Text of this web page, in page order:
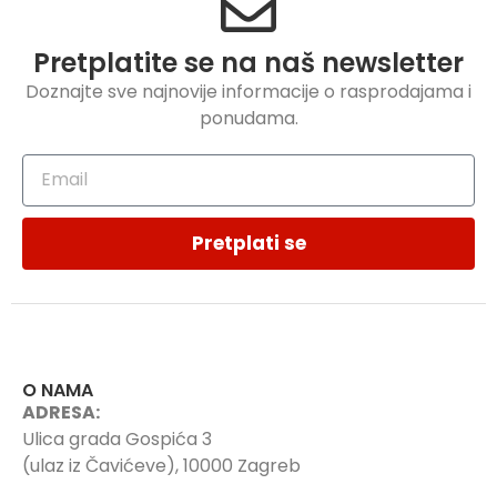
Pretplatite se na naš newsletter
Doznajte sve najnovije informacije o rasprodajama i
ponudama.
Pretplati se
O NAMA
ADRESA:
Ulica grada Gospića 3
(ulaz iz Čavićeve), 10000 Zagreb